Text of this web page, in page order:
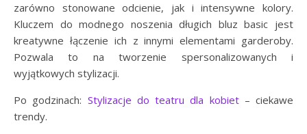
zarówno stonowane odcienie, jak i intensywne kolory.
Kluczem do modnego noszenia długich bluz basic jest
kreatywne łączenie ich z innymi elementami garderoby.
Pozwala to na tworzenie spersonalizowanych i
wyjątkowych stylizacji.
Po godzinach: Stylizacje do teatru dla kobiet– ciekawe
trendy.